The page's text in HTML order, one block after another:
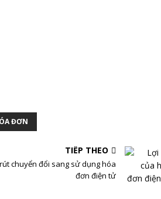
ĐƠN
TIẾP THEO
chuyển đổi sang sử dụng hóa
đơn điện tử